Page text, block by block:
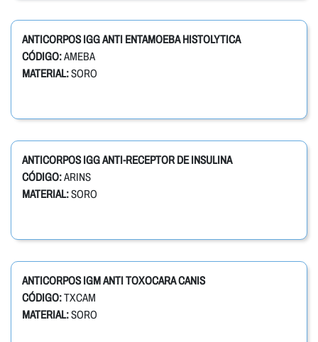
ANTICORPOS IGG ANTI ENTAMOEBA HISTOLYTICA
CÓDIGO:AMEBA
MATERIAL:SORO
ANTICORPOS IGG ANTI-RECEPTOR DE INSULINA
CÓDIGO:ARINS
MATERIAL:SORO
ANTICORPOS IGM ANTI TOXOCARA CANIS
CÓDIGO:TXCAM
MATERIAL:SORO